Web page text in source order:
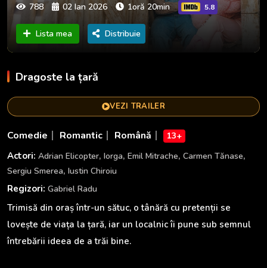
788 02 Ian 2026 1oră 20min 5.8
Lista mea Distribuie
Dragoste la țară
VEZI TRAILER
Comedie Romantic Română 13+
Actori: Adrian Elicopter, Iorga, Emil Mitrache, Carmen Tănase,
Sergiu Smerea, Iustin Chiroiu
Regizori: Gabriel Radu
Trimisă din oraș într-un sătuc, o tânără cu pretenții se
lovește de viața la țară, iar un localnic îi pune sub semnul
întrebării ideea de a trăi bine.